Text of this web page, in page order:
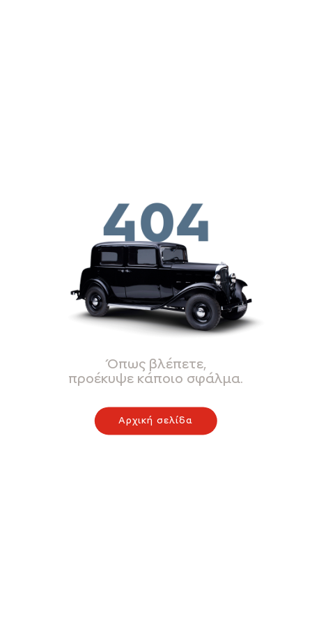
Όπως βλέπετε,
προέκυψε κάποιο σφάλμα.
Αρχική σελίδα